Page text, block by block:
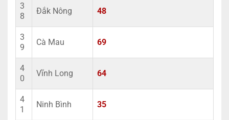
3
8
Đắk Nông 48
3
9
Cà Mau 69
4
0
Vĩnh Long 64
4
1
Ninh Bình 35